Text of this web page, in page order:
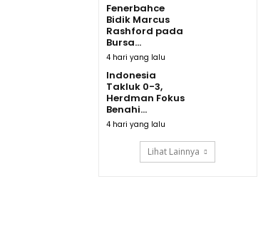
Fenerbahce
Bidik Marcus
Rashford pada
Bursa...
4 hari yang lalu
Indonesia
Takluk 0-3,
Herdman Fokus
Benahi...
4 hari yang lalu
Lihat Lainnya